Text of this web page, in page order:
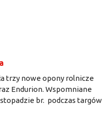
trzy nowe opony rolnicze
Endurion. Wspomniane
br. podczas targów